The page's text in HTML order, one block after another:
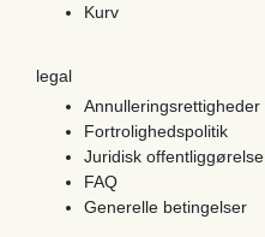
Kurv
legal
Annulleringsrettigheder
Fortrolighedspolitik
Juridisk offentliggørelse
FAQ
Generelle betingelser